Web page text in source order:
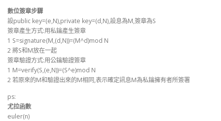
數位簽章步驟
設public key=(e,N),private key=(d,N),設息為M,簽章為S
簽章產生方式:用私鑰產生簽章
1 S=signature(M,(d,N))=(M^d)mod N
2 將S和M放在一起
簽章驗證方式:用公鑰驗證簽章
1 M=verify(S,(e,N))=(S^e)mod N
2 若原來的M和驗證出來的M相同,表示確定訊息M為私鑰擁有者所簽署
ps:
尤拉函數
euler(n)